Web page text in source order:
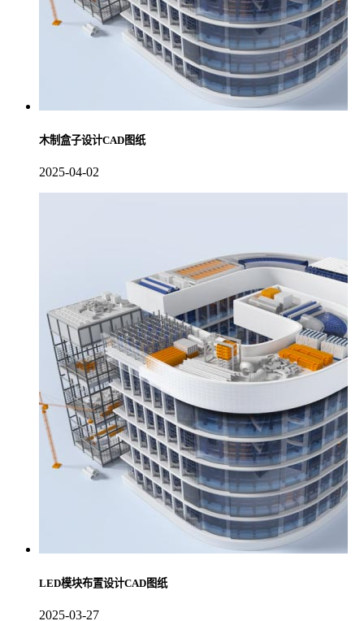
木制盒子设计CAD图纸
2025-04-02
LED模块布置设计CAD图纸
2025-03-27